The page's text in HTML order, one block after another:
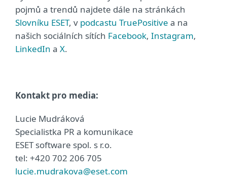
pojmů a trendů najdete dále na stránkách
Slovníku ESET, v podcastu TruePositive a na
našich sociálních sítích Facebook, Instagram,
LinkedIn a X.
Kontakt pro media:
Lucie Mudráková
Specialistka PR a komunikace
ESET software spol. s r.o.
tel: +420 702 206 705
lucie.mudrakova@eset.com